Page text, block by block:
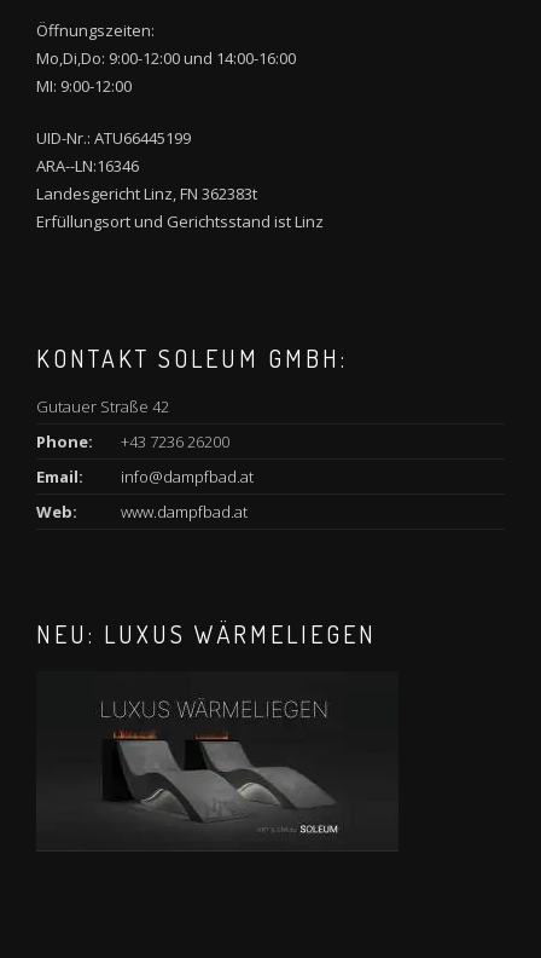
Öffnungszeiten:
Mo,Di,Do: 9:00-12:00 und 14:00-16:00
MI: 9:00-12:00
UID-Nr.: ATU66445199
ARA--LN:16346
Landesgericht Linz, FN 362383t
Erfüllungsort und Gerichtsstand ist Linz
KONTAKT SOLEUM GMBH:
Gutauer Straße 42
Phone:
+43 7236 26200
Email:
info@dampfbad.at
Web:
www.dampfbad.at
NEU: LUXUS WÄRMELIEGEN